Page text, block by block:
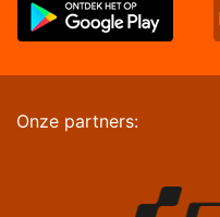
Onze partners: